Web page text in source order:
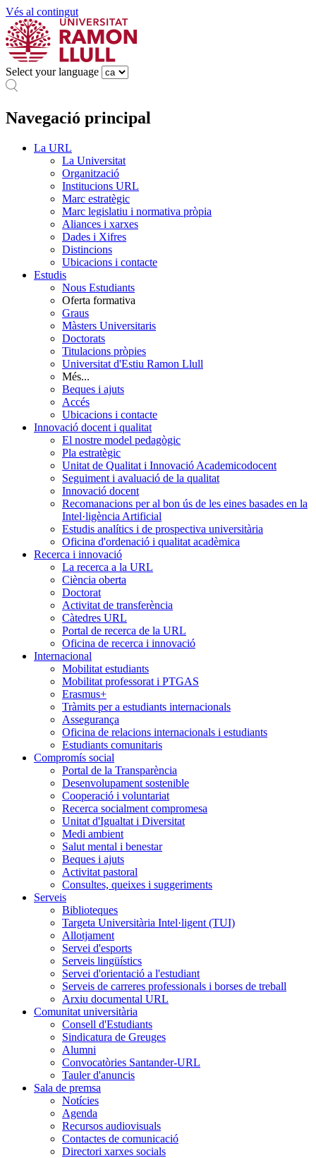
Vés al contingut
Select your language
Navegació principal
La URL
La Universitat
Organització
Institucions URL
Marc estratègic
Marc legislatiu i normativa pròpia
Aliances i xarxes
Dades i Xifres
Distincions
Ubicacions i contacte
Estudis
Nous Estudiants
Oferta formativa
Graus
Màsters Universitaris
Doctorats
Titulacions pròpies
Universitat d'Estiu Ramon Llull
Més...
Beques i ajuts
Accés
Ubicacions i contacte
Innovació docent i qualitat
El nostre model pedagògic
Pla estratègic
Unitat de Qualitat i Innovació Academicodocent
Seguiment i avaluació de la qualitat
Innovació docent
Recomanacions per al bon ús de les eines basades en la
Intel·ligència Artificial
Estudis analítics i de prospectiva universitària
Oficina d'ordenació i qualitat acadèmica
Recerca i innovació
La recerca a la URL
Ciència oberta
Doctorat
Activitat de transferència
Càtedres URL
Portal de recerca de la URL
Oficina de recerca i innovació
Internacional
Mobilitat estudiants
Mobilitat professorat i PTGAS
Erasmus+
Tràmits per a estudiants internacionals
Assegurança
Oficina de relacions internacionals i estudiants
Estudiants comunitaris
Compromís social
Portal de la Transparència
Desenvolupament sostenible
Cooperació i voluntariat
Recerca socialment compromesa
Unitat d'Igualtat i Diversitat
Medi ambient
Salut mental i benestar
Beques i ajuts
Activitat pastoral
Consultes, queixes i suggeriments
Serveis
Biblioteques
Targeta Universitària Intel·ligent (TUI)
Allotjament
Servei d'esports
Serveis lingüístics
Servei d'orientació a l'estudiant
Serveis de carreres professionals i borses de treball
Arxiu documental URL
Comunitat universitària
Consell d'Estudiants
Sindicatura de Greuges
Alumni
Convocatòries Santander-URL
Tauler d'anuncis
Sala de premsa
Notícies
Agenda
Recursos audiovisuals
Contactes de comunicació
Directori xarxes socials